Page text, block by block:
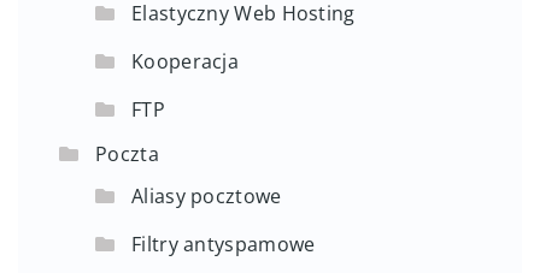
Elastyczny Web Hosting
Kooperacja
FTP
Poczta
Aliasy pocztowe
Filtry antyspamowe